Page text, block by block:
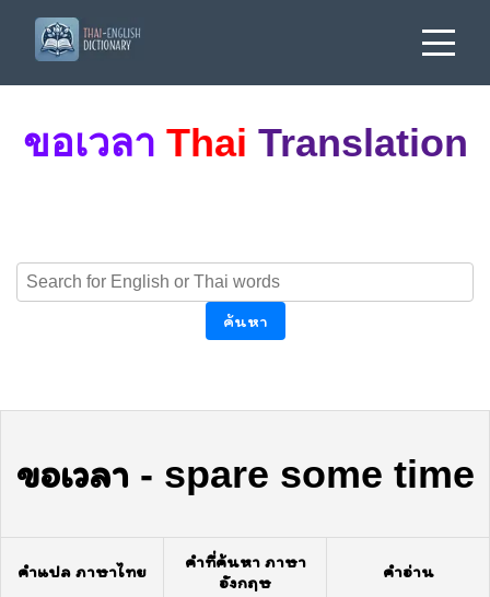
ขอเวลา Thai Translation
ค้นหา
ขอเวลา - spare some time
คำแปล ภาษาไทย
คำที่ค้นหา ภาษา
อังกฤษ
คำอ่าน